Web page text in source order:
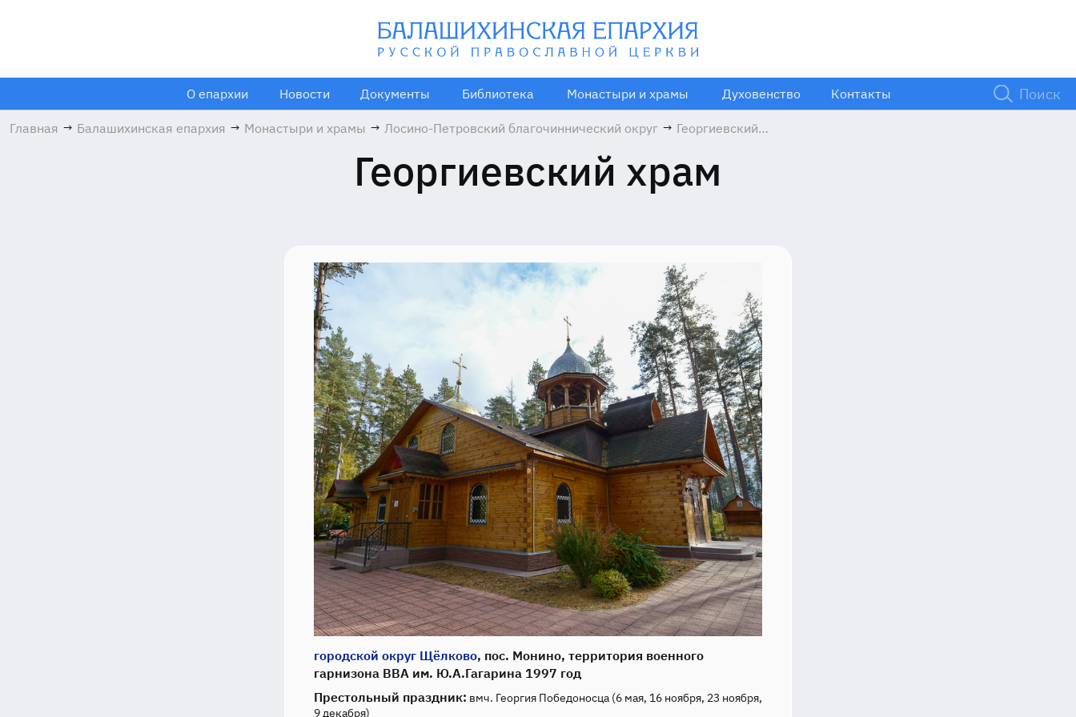
О епархии Новости Документы Библиотека Монастыри и храмы Духовенство Контакты
Главная → Балашихинская епархия → Монастыри и храмы → Лосино-Петровский благочиннический округ → Георгиевский
Георгиевский храм
городской округ Щёлково, пос. Монино, территория военного
гарнизона ВВА им. Ю.А.Гагарина 1997 год
Престольный праздник: вмч. Георгия Победоносца (6 мая, 16 ноября, 23 ноября,
9 декабря)